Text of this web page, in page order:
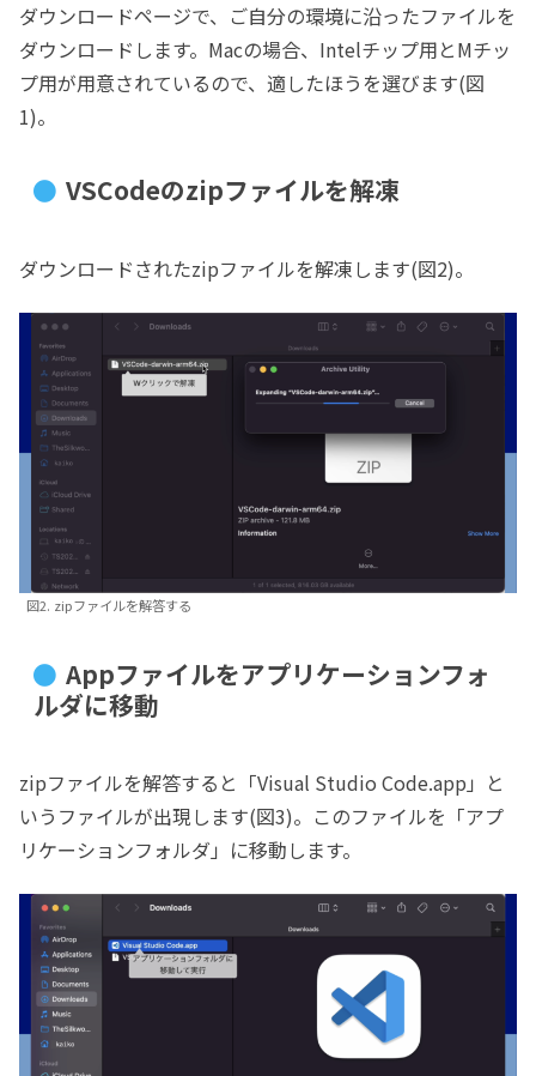
ダウンロードページで、ご自分の環境に沿ったファイルを
ダウンロードします。Macの場合、Intelチップ用とMチッ
プ用が用意されているので、適したほうを選びます(図
1)。
VSCodeのzipファイルを解凍
ダウンロードされたzipファイルを解凍します(図2)。
図2. zipファイルを解答する
Appファイルをアプリケーションフォ
ルダに移動
zipファイルを解答すると「Visual Studio Code.app」と
いうファイルが出現します(図3)。このファイルを「アプ
リケーションフォルダ」に移動します。